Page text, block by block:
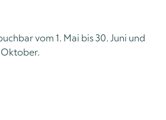
vom 1. Mai bis 30. Juni und
Oktober.